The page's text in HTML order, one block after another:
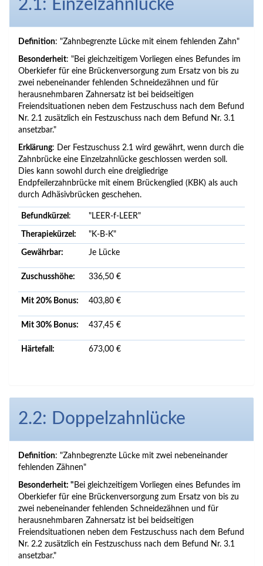
2.1: Einzelzahnlücke
Definition: "Zahnbegrenzte Lücke mit einem fehlenden Zahn"
Besonderheit: "Bei gleichzeitigem Vorliegen eines Befundes im
Oberkiefer für eine Brückenversorgung zum Ersatz von bis zu
zwei nebeneinander fehlenden Schneidezähnen und für
herausnehmbaren Zahnersatz ist bei beidseitigen
Freiendsituationen neben dem Festzuschuss nach dem Befund
Nr. 2.1 zusätzlich ein Festzuschuss nach dem Befund Nr. 3.1
ansetzbar."
Erklärung: Der Festzuschuss 2.1 wird gewährt, wenn durch die
Zahnbrücke eine Einzelzahnlücke geschlossen werden soll.
Dies kann sowohl durch eine dreigliedrige
Endpfeilerzahnbrücke mit einem Brückenglied (KBK) als auch
durch Adhäsivbrücken geschehen.
Befundkürzel : "LEER-f-LEER"
Therapiekürzel: "K-B-K"
Gewährbar: Je Lücke
Zuschusshöhe: 336,50 €
Mit 20% Bonus: 403,80 €
Mit 30% Bonus: 437,45 €
Härtefall: 673,00 €
2.2: Doppelzahnlücke
Definition: "Zahnbegrenzte Lücke mit zwei nebeneinander
fehlenden Zähnen"
Besonderheit: " Bei gleichzeitigem Vorliegen eines Befundes im
Oberkiefer für eine Brückenversorgung zum Ersatz von bis zu
zwei nebeneinander fehlenden Schneidezähnen und für
herausnehmbaren Zahnersatz ist bei beidseitigen
Freiendsituationen neben dem Festzuschuss nach dem Befund
Nr. 2.2 zusätzlich ein Festzuschuss nach dem Befund Nr. 3.1
ansetzbar."